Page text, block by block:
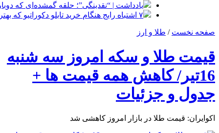
یادداشت | “نقدینگی”؛ حلقه گمشده‌ای که
۷ اشتباه رایج هنگام خرید تابلو دکوراتیو که بهتر است مرتکب نشوید
صفحه نخست / طلا و ارز
قیمت طلا و سکه امروز سه شنبه
16تیر/ کاهش همه قیمت ها +
جدول و جزئیات
اکوایران: قیمت طلا در بازار امروز کاهشی شد